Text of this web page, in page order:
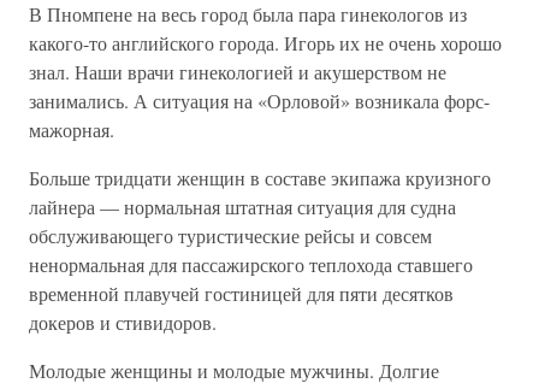
В Пномпене на весь город была пара гинекологов из
какого-то английского города. Игорь их не очень хорошо
знал. Наши врачи гинекологией и акушерством не
занимались. А ситуация на «Орловой» возникала форс-
мажорная.
Больше тридцати женщин в составе экипажа круизного
лайнера — нормальная штатная ситуация для судна
обслуживающего туристические рейсы и совсем
ненормальная для пассажирского теплохода ставшего
временной плавучей гостиницей для пяти десятков
докеров и стивидоров.
Молодые женщины и молодые мужчины. Долгие